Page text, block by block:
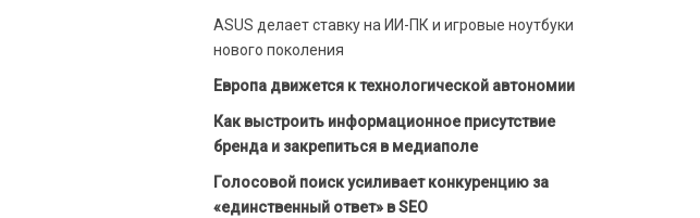
ASUS делает ставку на ИИ-ПК и игровые ноутбуки
нового поколения
Европа движется к технологической автономии
Как выстроить информационное присутствие
бренда и закрепиться в медиаполе
Голосовой поиск усиливает конкуренцию за
«единственный ответ» в SEO